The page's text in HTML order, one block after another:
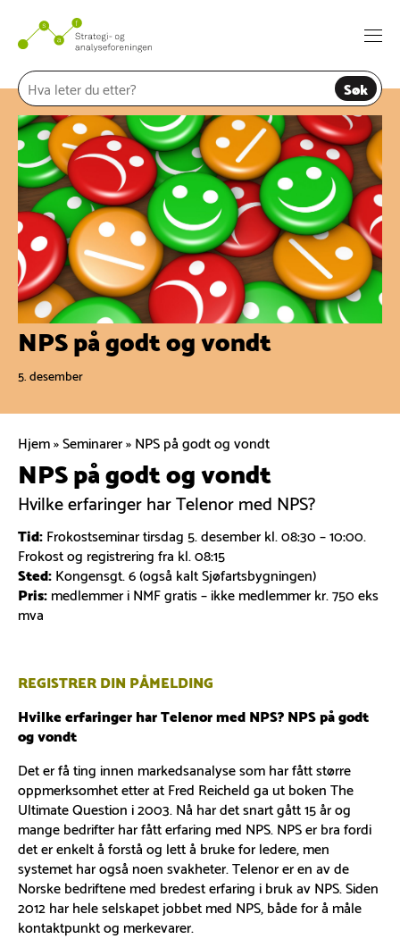
innhold
Søk
NPS på godt og vondt
5. desember
Hjem»Seminarer»NPS på godt og vondt
NPS på godt og vondt
Hvilke erfaringer har Telenor med NPS?
Tid:Frokostseminar tirsdag 5. desember kl. 08:30 – 10:00.
Frokost og registrering fra kl. 08:15
Sted:Kongensgt. 6 (også kalt Sjøfartsbygningen)
Pris:medlemmer i NMF gratis – ikke medlemmer kr. 750 eks
mva
REGISTRER DIN PÅMELDING
Hvilke erfaringer har Telenor med NPS? NPS på godt
og vondt
Det er få ting innen markedsanalyse som har fått større
oppmerksomhet etter at Fred Reicheld ga ut boken The
Ultimate Question i 2003. Nå har det snart gått 15 år og
mange bedrifter har fått erfaring med NPS. NPS er bra fordi
det er enkelt å forstå og lett å bruke for ledere, men
systemet har også noen svakheter. Telenor er en av de
Norske bedriftene med bredest erfaring i bruk av NPS. Siden
2012 har hele selskapet jobbet med NPS, både for å måle
kontaktpunkt og merkevarer.